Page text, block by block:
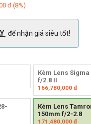
đ (8%)
để nhận giá siêu tốt!
Kèm Lens Sigma
f/2.8 II
166,780,000đ
Kèm Lens
150mm f/2-2.8
171,480,000đ